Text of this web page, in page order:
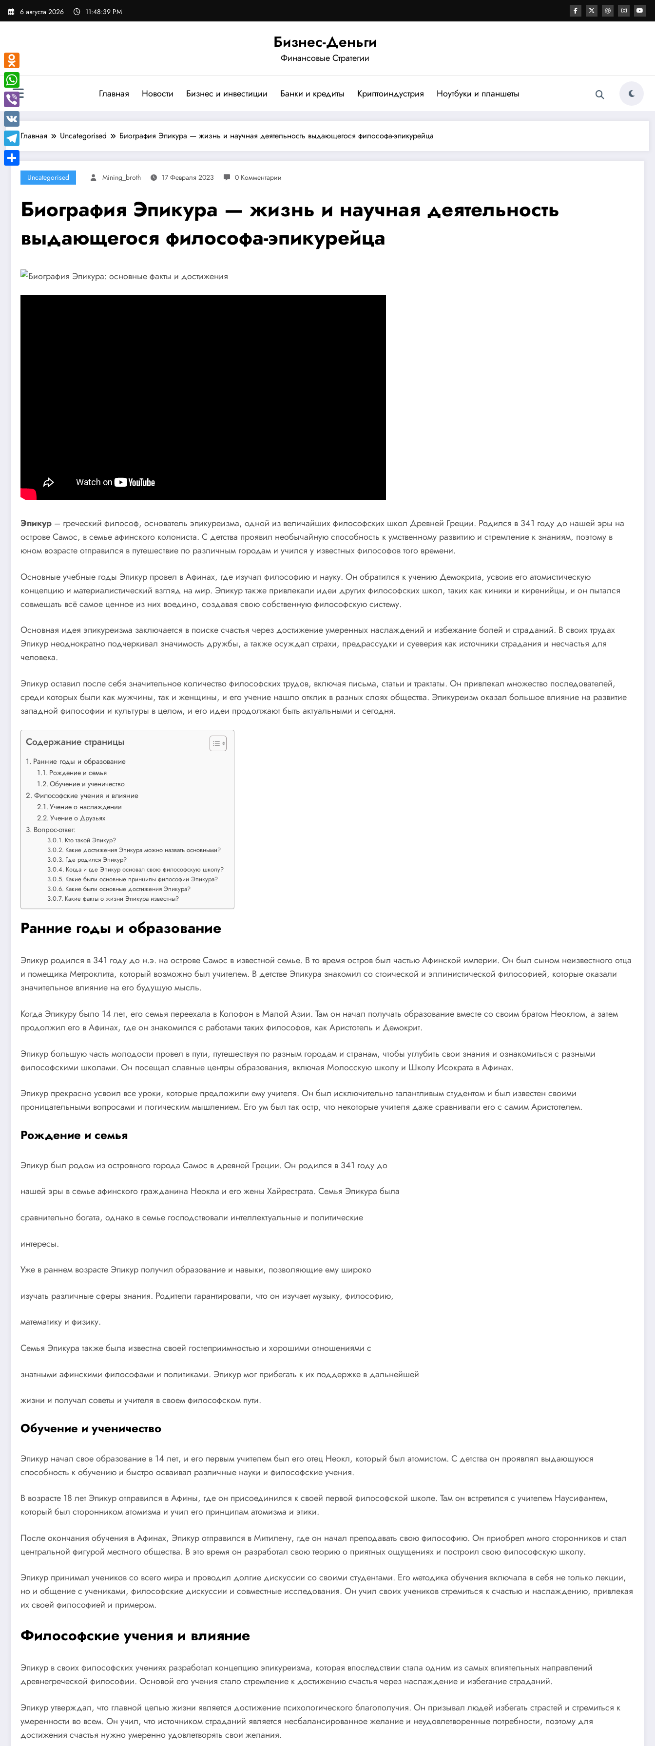
Перейти
6 августа 2026 11:48:40 PM
Бизнес-Деньги
Финансовые Стратегии
Главная Новости Бизнес и инвестиции Банки и кредиты Криптоиндустрия Ноутбуки и планшеты
Главная Uncategorised Биография Эпикура — жизнь и научная деятельность выдающегося философа-эпикурейца
Uncategorised Mining_broth 17 Февраля 2023 0 Комментарии
Биография Эпикура — жизнь и научная деятельность
выдающегося философа-эпикурейца
Эпикур – греческий философ, основатель эпикуреизма, одной из величайших философских школ Древней Греции. Родился в 341 году до нашей эры на
острове Самос, в семье афинского колониста. С детства проявил необычайную способность к умственному развитию и стремление к знаниям, поэтому в
юном возрасте отправился в путешествие по различным городам и учился у известных философов того времени.
Основные учебные годы Эпикур провел в Афинах, где изучал философию и науку. Он обратился к учению Демокрита, усвоив его атомистическую
концепцию и материалистический взгляд на мир. Эпикур также привлекали идеи других философских школ, таких как киники и киренийцы, и он пытался
совмещать всё самое ценное из них воедино, создавая свою собственную философскую систему.
Основная идея эпикуреизма заключается в поиске счастья через достижение умеренных наслаждений и избежание болей и страданий. В своих трудах
Эпикур неоднократно подчеркивал значимость дружбы, а также осуждал страхи, предрассудки и суеверия как источники страдания и несчастья для
человека.
Эпикур оставил после себя значительное количество философских трудов, включая письма, статьи и трактаты. Он привлекал множество последователей,
среди которых были как мужчины, так и женщины, и его учение нашло отклик в разных слоях общества. Эпикуреизм оказал большое влияние на развитие
западной философии и культуры в целом, и его идеи продолжают быть актуальными и сегодня.
Содержание страницы
Ранние годы и образование
Рождение и семья
Обучение и ученичество
Философские учения и влияние
Учение о наслаждении
Учение о Друзьях
Вопрос-ответ:
Кто такой Эпикур?
Какие достижения Эпикура можно назвать основными?
Где родился Эпикур?
Когда и где Эпикур основал свою философскую школу?
Какие были основные принципы философии Эпикура?
Какие были основные достижения Эпикура?
Какие факты о жизни Эпикура известны?
Ранние годы и образование
Эпикур родился в 341 году до н.э. на острове Самос в известной семье. В то время остров был частью Афинской империи. Он был сыном неизвестного отца
и помещика Метроклита, который возможно был учителем. В детстве Эпикура знакомил со стоической и эллинистической философией, которые оказали
значительное влияние на его будущую мысль.
Когда Эпикуру было 14 лет, его семья переехала в Колофон в Малой Азии. Там он начал получать образование вместе со своим братом Неоклом, а затем
продолжил его в Афинах, где он знакомился с работами таких философов, как Аристотель и Демокрит.
Эпикур большую часть молодости провел в пути, путешествуя по разным городам и странам, чтобы углубить свои знания и ознакомиться с разными
философскими школами. Он посещал славные центры образования, включая Молосскую школу и Школу Исократа в Афинах.
Эпикур прекрасно усвоил все уроки, которые предложили ему учителя. Он был исключительно талантливым студентом и был известен своими
проницательными вопросами и логическим мышлением. Его ум был так остр, что некоторые учителя даже сравнивали его с самим Аристотелем.
Рождение и семья
Эпикур был родом из островного города Самос в древней Греции. Он родился в 341 году до
нашей эры в семье афинского гражданина Неокла и его жены Хайрестрата. Семья Эпикура была
сравнительно богата, однако в семье господствовали интеллектуальные и политические
интересы.
Уже в раннем возрасте Эпикур получил образование и навыки, позволяющие ему широко
изучать различные сферы знания. Родители гарантировали, что он изучает музыку, философию,
математику и физику.
Семья Эпикура также была известна своей гостеприимностью и хорошими отношениями с
знатными афинскими философами и политиками. Эпикур мог прибегать к их поддержке в дальнейшей
жизни и получал советы и учителя в своем философском пути.
Обучение и ученичество
Эпикур начал свое образование в 14 лет, и его первым учителем был его отец Неокл, который был атомистом. С детства он проявлял выдающуюся
способность к обучению и быстро осваивал различные науки и философские учения.
В возрасте 18 лет Эпикур отправился в Афины, где он присоединился к своей первой философской школе. Там он встретился с учителем Наусифантем,
который был сторонником атомизма и учил его принципам атомизма и этики.
После окончания обучения в Афинах, Эпикур отправился в Митилену, где он начал преподавать свою философию. Он приобрел много сторонников и стал
центральной фигурой местного общества. В это время он разработал свою теорию о приятных ощущениях и построил свою философскую школу.
Эпикур принимал учеников со всего мира и проводил долгие дискуссии со своими студентами. Его методика обучения включала в себя не только лекции,
но и общение с учениками, философские дискуссии и совместные исследования. Он учил своих учеников стремиться к счастью и наслаждению, привлекая
их своей философией и примером.
Философские учения и влияние
Эпикур в своих философских учениях разработал концепцию эпикуреизма, которая впоследствии стала одним из самых влиятельных направлений
древнегреческой философии. Основой его учения стало стремление к достижению счастья через наслаждение и избегание страданий.
Эпикур утверждал, что главной целью жизни является достижение психологического благополучия. Он призывал людей избегать страстей и стремиться к
умеренности во всем. Он учил, что источником страданий является несбалансированное желание и неудовлетворенные потребности, поэтому для
достижения счастья нужно умеренно удовлетворять свои желания.
Odnoklassniki
WhatsApp
Viber
VK
Telegram
Отправить